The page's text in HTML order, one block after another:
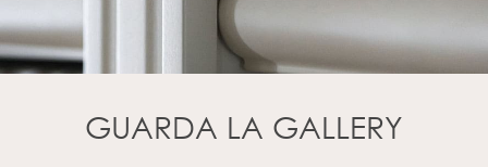
GUARDA LA GALLERY